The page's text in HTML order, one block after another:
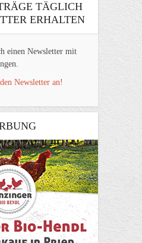
TÄGLICH
ERHALTEN
einen Newsletter mit
Newsletter an!